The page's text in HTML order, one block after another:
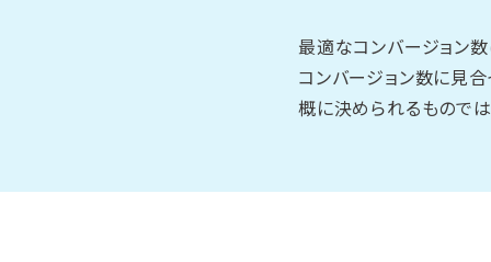
最適なコンバージョン
コンバージョン数に見
概に決められるもので